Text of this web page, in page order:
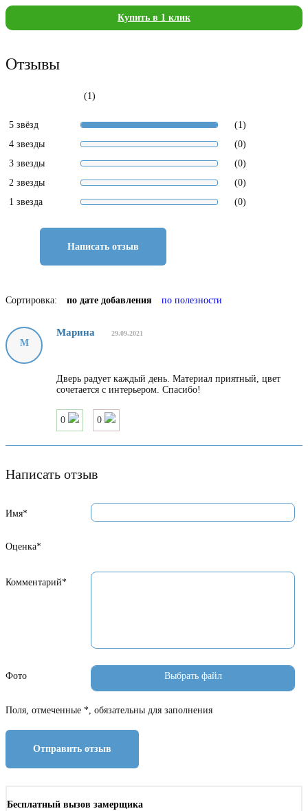
Купить в 1 клик
Отзывы
(1)
5 звёзд
(1)
4 звезды
(0)
3 звезды
(0)
2 звезды
(0)
1 звезда
(0)
Написать отзыв
Сортировка: по дате добавления по полезности
М
Марина 29.09.2021
Дверь радует каждый день. Материал приятный, цвет
сочетается с интерьером. Спасибо!
0 0
Написать отзыв
Имя*
Оценка*
Комментарий*
Фото
Поля, отмеченные *, обязательны для заполнения
Отправить отзыв
Бесплатный вызов замерщика